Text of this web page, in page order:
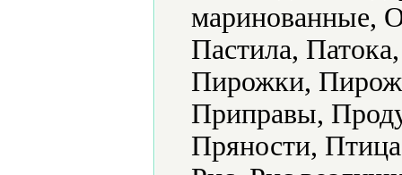
маринованные,
Пастила,
Пирожки,
Приправы,
Пряности,